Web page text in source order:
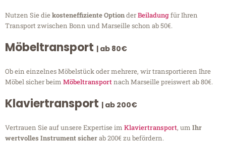
Nutzen Sie diekosteneffiziente OptionderBeiladungfür Ihren
Transport zwischen Bonn und Marseille schon ab 50€.
Möbeltransport | ab 80€
Ob ein einzelnes Möbelstück oder mehrere, wir transportieren Ihre
Möbel sicher beim Möbeltransportnach Marseille preiswert ab 80€.
Klaviertransport | ab 200€
Vertrauen Sie auf unsere Expertise im Klaviertransport, um Ihr
wertvolles Instrument sicherab 200€ zu befördern.